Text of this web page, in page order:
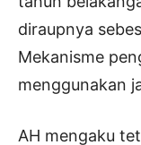
diraupnya
Mekanisme
menggunakan
AH mengaku